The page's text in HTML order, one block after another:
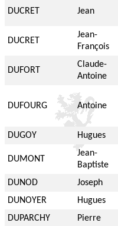
DUCRET Jean
DUCRET
Jean-
François
DUFORT
Claude-
Antoine
DUFOURG Antoine
DUGOY Hugues
DUMONT
Jean-
Baptiste
DUNOD Joseph
DUNOYER
Hugues
DUPARCHY
Pierre